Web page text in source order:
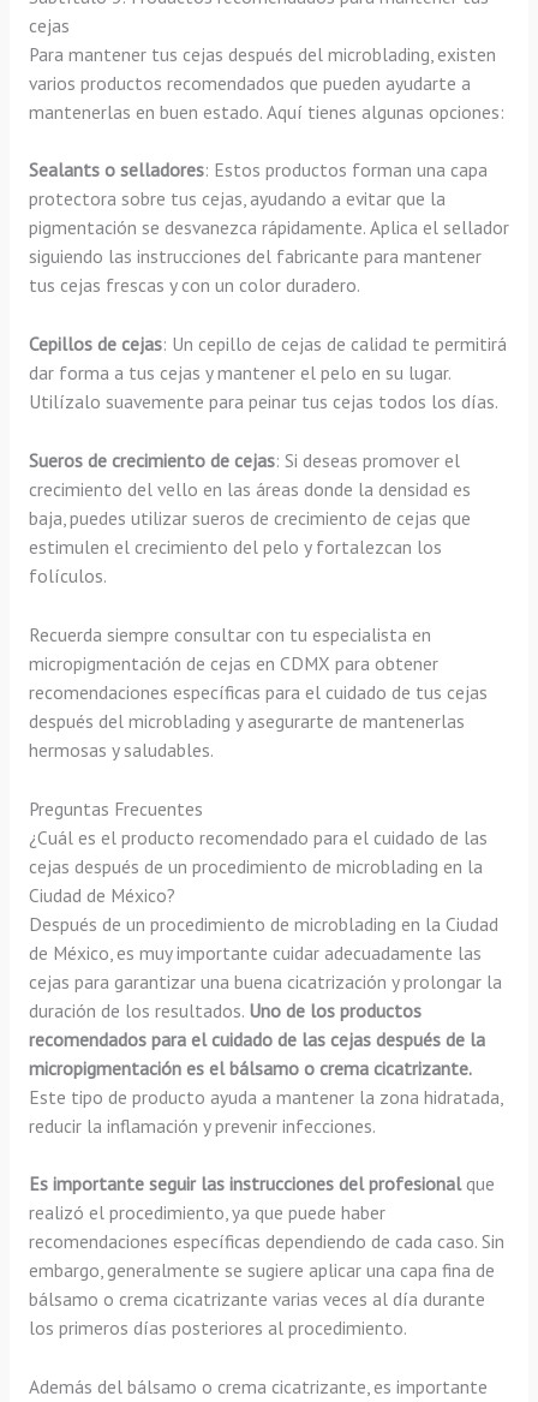
cejas
Para mantener tus cejas después del microblading, existen
varios productos recomendados que pueden ayudarte a
mantenerlas en buen estado. Aquí tienes algunas opciones:
Sealants o selladores: Estos productos forman una capa
protectora sobre tus cejas, ayudando a evitar que la
pigmentación se desvanezca rápidamente. Aplica el sellador
siguiendo las instrucciones del fabricante para mantener
tus cejas frescas y con un color duradero.
Cepillos de cejas: Un cepillo de cejas de calidad te permitirá
dar forma a tus cejas y mantener el pelo en su lugar.
Utilízalo suavemente para peinar tus cejas todos los días.
Sueros de crecimiento de cejas: Si deseas promover el
crecimiento del vello en las áreas donde la densidad es
baja, puedes utilizar sueros de crecimiento de cejas que
estimulen el crecimiento del pelo y fortalezcan los
folículos.
Recuerda siempre consultar con tu especialista en
micropigmentación de cejas en CDMX para obtener
recomendaciones específicas para el cuidado de tus cejas
después del microblading y asegurarte de mantenerlas
hermosas y saludables.
Preguntas Frecuentes
¿Cuál es el producto recomendado para el cuidado de las
cejas después de un procedimiento de microblading en la
Ciudad de México?
Después de un procedimiento de microblading en la Ciudad
de México, es muy importante cuidar adecuadamente las
cejas para garantizar una buena cicatrización y prolongar la
duración de los resultados. Uno de los productos
recomendados para el cuidado de las cejas después de la
micropigmentación es el bálsamo o crema cicatrizante.
Este tipo de producto ayuda a mantener la zona hidratada,
reducir la inflamación y prevenir infecciones.
Es importante seguir las instrucciones del profesionalque
realizó el procedimiento, ya que puede haber
recomendaciones específicas dependiendo de cada caso. Sin
embargo, generalmente se sugiere aplicar una capa fina de
bálsamo o crema cicatrizante varias veces al día durante
los primeros días posteriores al procedimiento.
Además del bálsamo o crema cicatrizante, es importante